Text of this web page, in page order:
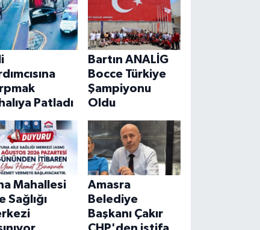
Patladı
Bartın ANALİG
Bocce Türkiye
Şampiyonu
Oldu
Mahallesi
Sağlığı
Amasra
Belediye
Başkanı Çakır